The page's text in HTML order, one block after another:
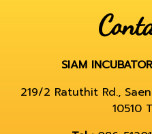
SIAM INCUBATOR
219/2 Ratuthit Rd.,
10510